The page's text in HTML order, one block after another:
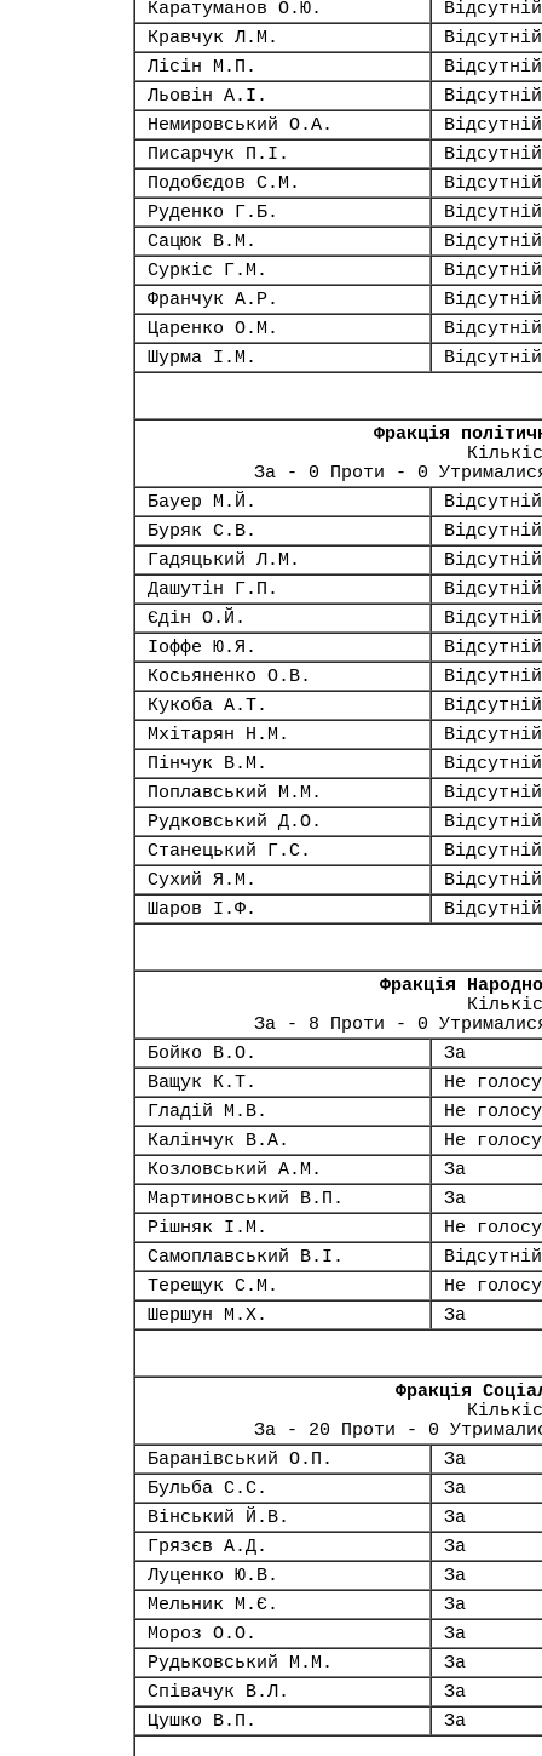
Каратуманов О.Ю.
Відсутній
Кравчук Л.М.
Відсутній
Лісін М.П.
Відсутній
Льовін А.І.
Відсутній
Немировський О.А.
Відсутній
Писарчук П.І.
Відсутній
Подобєдов С.М.
Відсутній
Руденко Г.Б.
Відсутній
Сацюк В.М.
Відсутній
Суркіс Г.М.
Відсутній
Франчук А.Р.
Відсутній
Царенко О.М.
Відсутній
Шурма І.М.
Відсутній
Фракція
За - 0 Проти - 0
Бауер М.Й.
Відсутній
Буряк С.В.
Відсутній
Гадяцький Л.М.
Відсутній
Дашутін Г.П.
Відсутній
Єдін О.Й.
Відсутній
Іоффе Ю.Я.
Відсутній
Косьяненко О.В.
Відсутній
Кукоба А.Т.
Відсутній
Мхітарян Н.М.
Відсутній
Пінчук В.М.
Відсутній
Поплавський М.М.
Відсутній
Рудковський Д.О.
Відсутній
Станецький Г.С.
Відсутній
Сухий Я.М.
Відсутній
Шаров І.Ф.
Відсутній
Фракція
За - 8 Проти - 0
Бойко В.О.
За
Ващук К.Т.
Не
Гладій М.В.
Не
Калінчук В.А.
Не
Козловський А.М.
За
Мартиновський В.П.
За
Рішняк І.М.
Не
Самоплавський В.І.
Відсутній
Терещук С.М.
Не
Шершун М.Х.
За
Фракція
За - 20 Проти - 0
Баранівський О.П.
За
Бульба С.С.
За
Вінський Й.В.
За
Грязєв А.Д.
За
Луценко Ю.В.
За
Мельник М.Є.
За
Мороз О.О.
За
Рудьковський М.М.
За
Співачук В.Л.
За
Цушко В.П.
За